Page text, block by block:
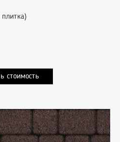
стоимость